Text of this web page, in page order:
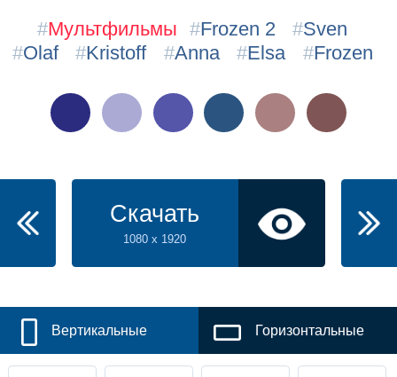
#Мультфильмы #Frozen 2 #Sven
#Olaf #Kristoff #Anna #Elsa #Frozen
Скачать
1080 x 1920
Вертикальные Горизонтальные